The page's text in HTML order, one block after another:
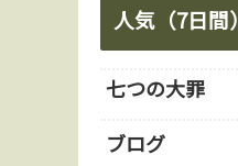
人気（7日間）
七つの大罪
ブログ